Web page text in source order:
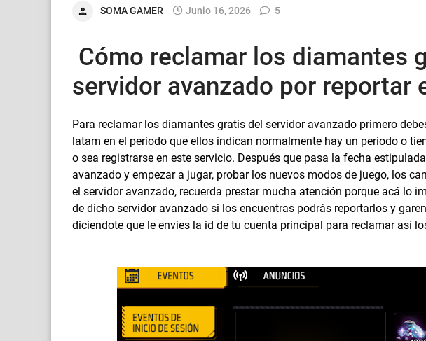
SOMA GAMER Junio 16, 2026 5
Cómo reclamar los diamantes
servidor avanzado por reportar
Para reclamar los diamantes gratis del servidor avanzado primero
latam en el periodo que ellos indican normalmente hay un periodo o
o sea registrarse en este servicio. Después que pasa la fecha
avanzado y empezar a jugar, probar los nuevos modos de juego, los
el servidor avanzado, recuerda prestar mucha atención porque acá lo
de dicho servidor avanzado si los encuentras podrás reportarlos y
diciendote que le envies la id de tu cuenta principal para reclamar así